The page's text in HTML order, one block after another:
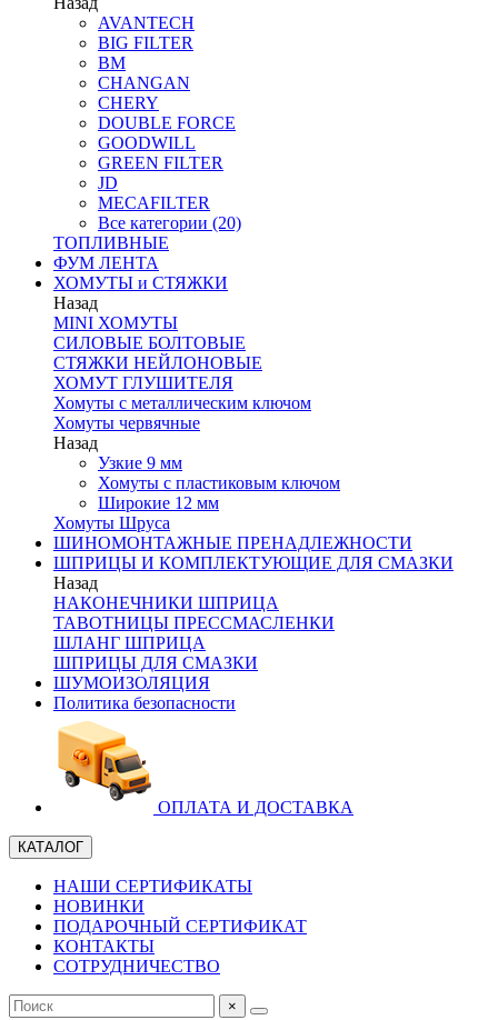
AVANTECH
BIG FILTER
BM
CHANGAN
CHERY
DOUBLE FORCE
GOODWILL
GREEN FILTER
JD
MECAFILTER
Все категории (20)
ТОПЛИВНЫЕ
ФУМ ЛЕНТА
ХОМУТЫ и СТЯЖКИ
Назад
MINI ХОМУТЫ
СИЛОВЫЕ БОЛТОВЫЕ
СТЯЖКИ НЕЙЛОНОВЫЕ
ХОМУТ ГЛУШИТЕЛЯ
Хомуты с металлическим ключом
Хомуты червячные
Назад
Узкие 9 мм
Хомуты с пластиковым ключом
Широкие 12 мм
Хомуты Шруса
ШИНОМОНТАЖНЫЕ ПРЕНАДЛЕЖНОСТИ
ШПРИЦЫ И КОМПЛЕКТУЮЩИЕ ДЛЯ СМАЗКИ
Назад
НАКОНЕЧНИКИ ШПРИЦА
ТАВОТНИЦЫ ПРЕССМАСЛЕНКИ
ШЛАНГ ШПРИЦА
ШПРИЦЫ ДЛЯ СМАЗКИ
ШУМОИЗОЛЯЦИЯ
Политика безопасности
ОПЛАТА И ДОСТАВКА
КАТАЛОГ
НАШИ СЕРТИФИКАТЫ
НОВИНКИ
ПОДАРОЧНЫЙ СЕРТИФИКАТ
КОНТАКТЫ
СОТРУДНИЧЕСТВО
×